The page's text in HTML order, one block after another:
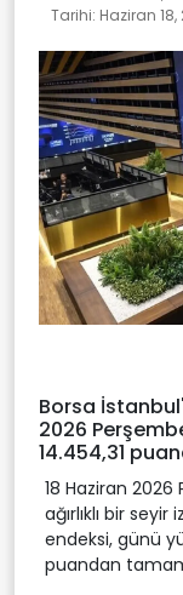
Tarihi: Haziran 18,
Borsa
2026
14.454,31
18 Haziran 2026
ağırlıklı bir
endeksi, günü
puandan